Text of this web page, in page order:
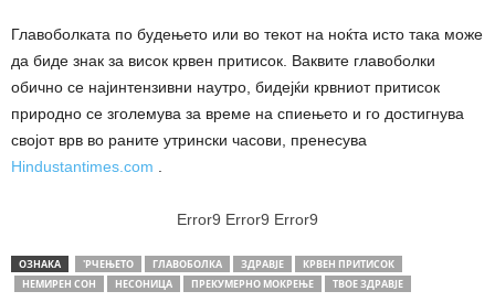
Главоболката по будењето или во текот на ноќта исто така може
да биде знак за висок крвен притисок. Ваквите главоболки
обично се најинтензивни наутро, бидејќи крвниот притисок
природно се зголемува за време на спиењето и го достигнува
својот врв во раните утрински часови, пренесува
Hindustantimes.com
Error9 Error9 Error9
ОЗНАКА 'РЧЕЊЕТО ГЛАВОБОЛКА ЗДРАВЈЕ
КРВЕН ПРИТИСОК
НЕМИРЕН СОН
НЕСОНИЦА ПРЕКУМЕРНО МОКРЕЊЕ ТВОЕ ЗДРАВЈЕ